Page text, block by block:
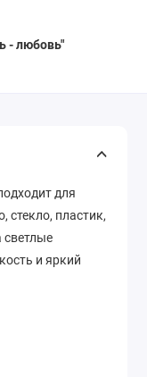
- любовь"
для
стекло, пластик,
светлые
и яркий